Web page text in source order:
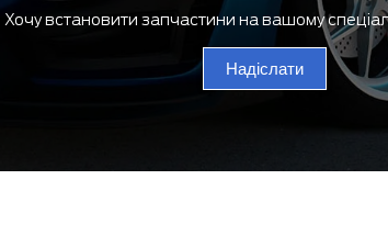
Хочу встановити запчастини на вашому
Надіслати